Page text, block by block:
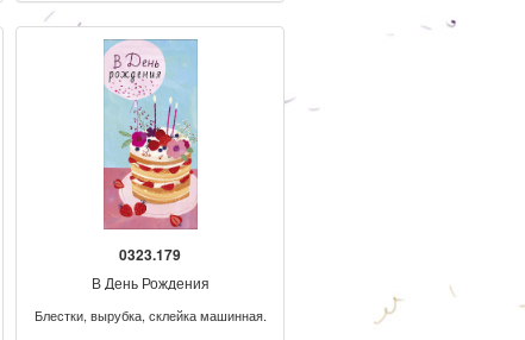
0323.179
В День Рождения
Блестки, вырубка, склейка машинная.